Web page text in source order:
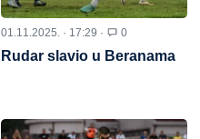
01.11.2025. · 17:29 · 0
Rudar slavio u Beranama